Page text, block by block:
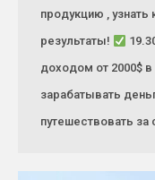
продукцию , узнать
результаты!
доходом от 2000$
зарабатывать
путешествовать за